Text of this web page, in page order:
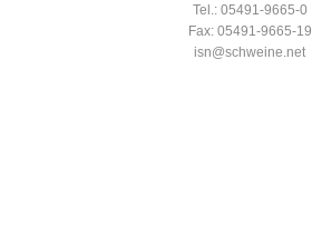
Tel.: 05491-9665-0
Fax: 05491-9665-19
isn@schweine.net